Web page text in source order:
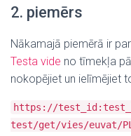
2. piemērs
Nākamajā piemērā ir
Testa vide no tīmekļa
nokopējiet un ielīmējiet
https://
test/get/vies/euvat/